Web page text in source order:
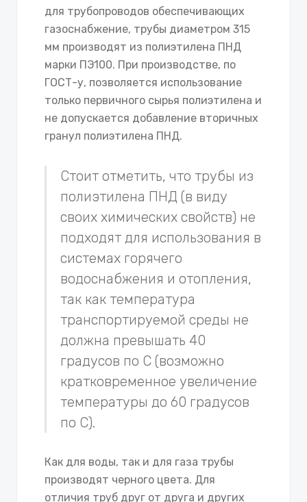
для трубопроводов обеспечивающих
газоснабжение, трубы диаметром 315
мм производят из полиэтилена ПНД
марки ПЭ100. При производстве, по
ГОСТ-у, позволяется использование
только первичного сырья полиэтилена и
не допускается добавление вторичных
гранул полиэтилена ПНД.
Стоит отметить, что трубы из
полиэтилена ПНД (в виду
своих химических свойств) не
подходят для использования в
системах горячего
водоснабжения и отопления,
так как температура
транспортируемой среды не
должна превышать 40
градусов по С (возможно
кратковременное увеличение
температуры до 60 градусов
по С).
Как для воды, так и для газа трубы
производят черного цвета. Для
отличия труб друг от друга и других